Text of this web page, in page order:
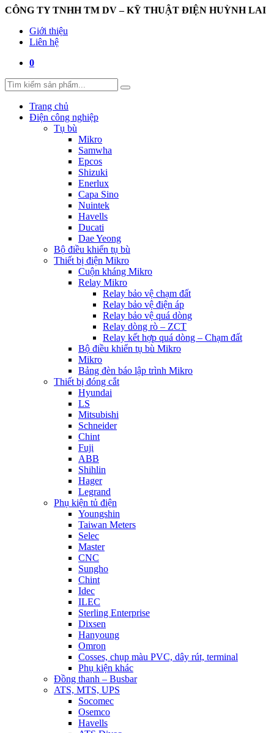
CÔNG TY TNHH TM DV – KỸ THUẬT ĐIỆN HUỲNH LAI
Giới thiệu
Liên hệ
0
Trang chủ
Điện công nghiệp
Tụ bù
Mikro
Samwha
Epcos
Shizuki
Enerlux
Capa Sino
Nuintek
Havells
Ducati
Dae Yeong
Bộ điều khiển tụ bù
Thiết bị điện Mikro
Cuộn kháng Mikro
Relay Mikro
Relay bảo vệ chạm đất
Relay bảo vệ điện áp
Relay bảo vệ quá dòng
Relay dòng rò – ZCT
Relay kết hợp quá dòng – Chạm đất
Bộ điều khiển tụ bù Mikro
Mikro
Bảng đèn báo lập trình Mikro
Thiết bị đóng cắt
Hyundai
LS
Mitsubishi
Schneider
Chint
Fuji
ABB
Shihlin
Hager
Legrand
Phụ kiện tủ điện
Youngshin
Taiwan Meters
Selec
Master
CNC
Sungho
Chint
Idec
ILEC
Sterling Enterprise
Dixsen
Hanyoung
Omron
Cosses, chụp màu PVC, dây rút, terminal
Phụ kiện khác
Đồng thanh – Busbar
ATS, MTS, UPS
Socomec
Osemco
Havells